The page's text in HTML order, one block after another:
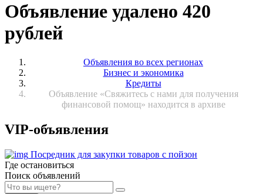
Объявление удалено 420
рублей
Объявления во всех регионах
Бизнес и экономика
Кредиты
Объявление «Свяжитесь с нами для получения
финансовой помощ» находится в архиве
VIP-объявления
Посредник для закупки товаров с пойзон
Где остановиться
Поиск объявлений